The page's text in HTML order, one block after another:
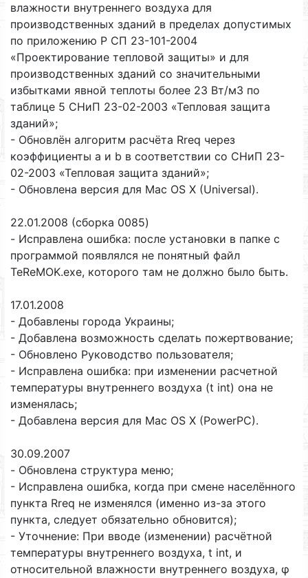
влажности внутреннего воздуха для
производственных зданий в пределах допустимых
по приложению Р СП 23-101-2004
«Проектирование тепловой защиты» и для
производственных зданий со значительными
избытками явной теплоты более 23 Вт/м3 по
таблице 5 СНиП 23-02-2003 «Тепловая защита
зданий»;
- Обновлён алгоритм расчёта Rreq через
коэффициенты a и b в соответствии со СНиП 23-
02-2003 «Тепловая защита зданий»;
- Обновлена версия для Mac OS X (Universal).
22.01.2008 (сборка 0085)
- Исправлена ошибка: после установки в папке с
программой появлялся не понятный файл
TeReMOK.exe, которого там не должно было быть.
17.01.2008
- Добавлены города Украины;
- Добавлена возможность сделать пожертвование;
- Обновлено Руководство пользователя;
- Исправлена ошибка: при изменении расчетной
температуры внутреннего воздуха (t int) она не
изменялась;
- Добавлена версия для Mac OS X (PowerPC).
30.09.2007
- Обновлена структура меню;
- Исправлена ошибка, когда при смене населённого
пункта Rreq не изменялся (именно из-за этого
пункта, следует обязательно обновится);
- Уточнение: При вводе (изменении) расчётной
температуры внутреннего воздуха, t int, и
относительной влажности внутреннего воздуха, φ